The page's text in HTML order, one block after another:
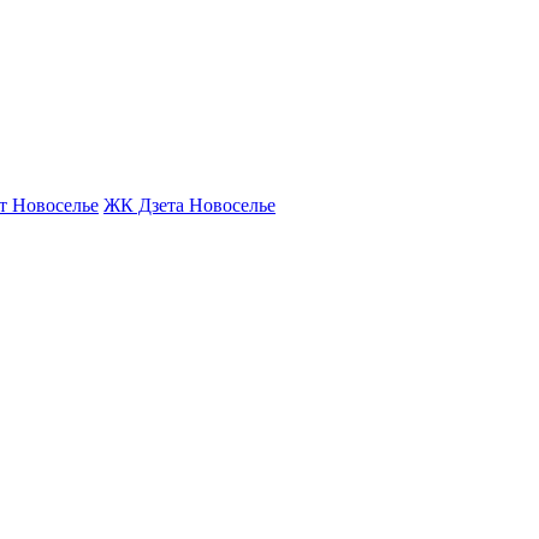
Новоселье ЖК Дзета Новоселье